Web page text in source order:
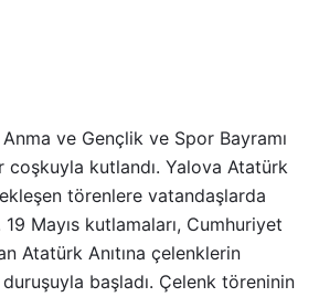
ve Gençlik ve Spor Bayramı
coşkuyla kutlandı. Yalova Atatürk
törenlere vatandaşlarda
Mayıs kutlamaları, Cumhuriyet
Atatürk Anıtına çelenklerin
duruşuyla başladı. Çelenk töreninin